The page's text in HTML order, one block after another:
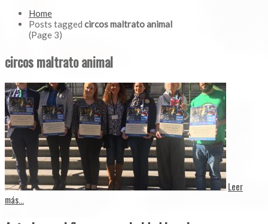
Home
Posts tagged circos maltrato animal
(Page 3)
circos maltrato animal
Leer
más...